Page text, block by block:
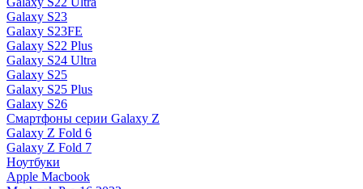
Galaxy S23
Galaxy S23FE
Galaxy S22 Plus
Galaxy S24 Ultra
Galaxy S25
Galaxy S25 Plus
Galaxy S26
Смартфоны серии Galaxy Z
Galaxy Z Fold 6
Galaxy Z Fold 7
Ноутбуки
Apple Macbook